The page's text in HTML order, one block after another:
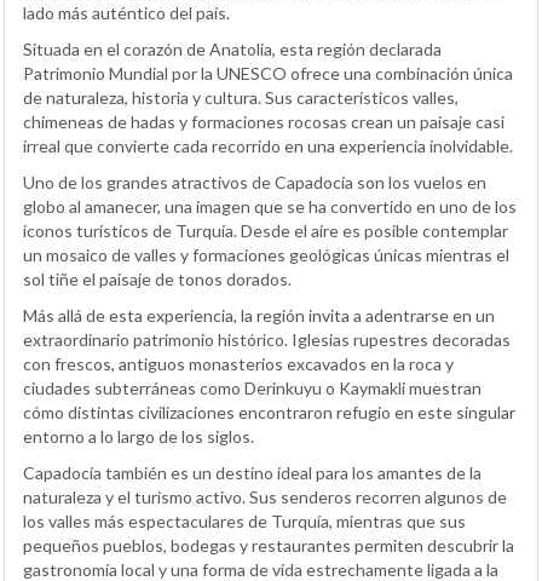
lado más auténtico del país.
Situada en el corazón de Anatolia, esta región declarada
Patrimonio Mundial por la UNESCO ofrece una combinación única
de naturaleza, historia y cultura. Sus característicos valles,
chimeneas de hadas y formaciones rocosas crean un paisaje casi
irreal que convierte cada recorrido en una experiencia inolvidable.
Uno de los grandes atractivos de Capadocia son los vuelos en
globo al amanecer, una imagen que se ha convertido en uno de los
iconos turísticos de Turquía. Desde el aire es posible contemplar
un mosaico de valles y formaciones geológicas únicas mientras el
sol tiñe el paisaje de tonos dorados.
Más allá de esta experiencia, la región invita a adentrarse en un
extraordinario patrimonio histórico. Iglesias rupestres decoradas
con frescos, antiguos monasterios excavados en la roca y
ciudades subterráneas como Derinkuyu o Kaymakli muestran
cómo distintas civilizaciones encontraron refugio en este singular
entorno a lo largo de los siglos.
Capadocia también es un destino ideal para los amantes de la
naturaleza y el turismo activo. Sus senderos recorren algunos de
los valles más espectaculares de Turquía, mientras que sus
pequeños pueblos, bodegas y restaurantes permiten descubrir la
gastronomía local y una forma de vida estrechamente ligada a la